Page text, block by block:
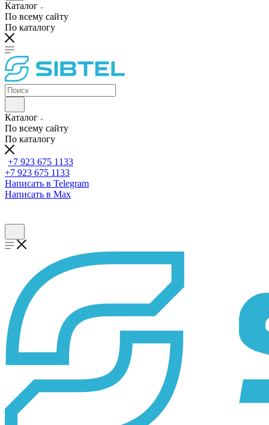
Каталог
По всему сайту
По каталогу
Каталог
По всему сайту
По каталогу
+7 923 675 1133
+7 923 675 1133
Написать в Telegram
Написать в Max